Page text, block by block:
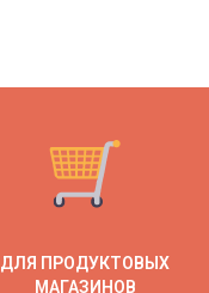
ДЛЯ ПРОДУКТОВЫХ
МАГАЗИНОВ